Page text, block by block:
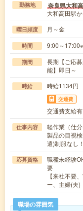
勤務地 奈良県大和
大和高田駅
曜日頻度 月～金
時間 9:00～
期間
長期【ご応
能】即日～
時給 時給1134円
交通費
交通費支給有
仕事内容
軽作業（仕
製品の目視
遣)制服なし
応募資格
職種未経験
要
【来社不要
ー、主婦(夫
職場の雰囲気